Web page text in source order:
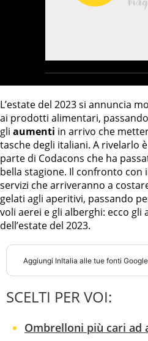
L’estate del 2023 si annuncia
ai prodotti alimentari,
gli aumenti in arrivo che
tasche degli italiani. A rivelarlo
parte di Codacons che ha
bella stagione. Il confronto con
servizi che arriveranno a
gelati agli aperitivi, passando
voli aerei e gli alberghi: ecco
dell’estate del 2023.
Aggiungi InItalia alle tue fonti
SCELTI PER VOI:
Ombrelloni più cari ad